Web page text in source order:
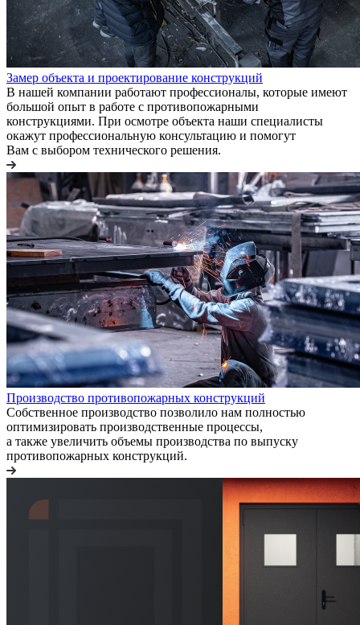
Замер объекта и проектирование конструкций
В нашей компании работают профессионалы, которые имеют
большой опыт в работе с противопожарными
конструкциями. При осмотре объекта наши специалисты
окажут профессиональную консультацию и помогут
Вам с выбором технического решения.
Производство противопожарных конструкций
Собственное производство позволило нам полностью
оптимизировать производственные процессы,
а также увеличить объемы производства по выпуску
противопожарных конструкций.